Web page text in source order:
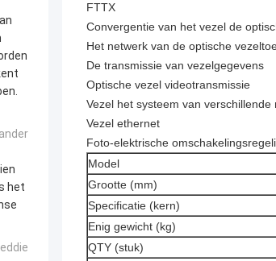
het
FTTX
Convergentie van het vezel de
Het netwerk van de optische
De transmissie van vezelgegevens
Optische vezel videotransmissie
Vezel het systeem van verschillende
Vezel ethernet
Foto-elektrische
Model
Grootte (mm)
Specificatie (kern)
Enig gewicht (kg)
QTY (stuk)